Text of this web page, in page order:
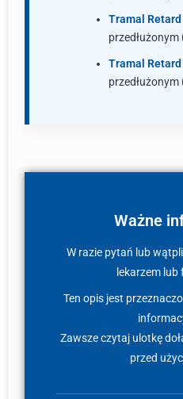
Tramal
Tramal
Ważne
W razie pytań lub
lekarzem
Ten opis jest
Zawsze czytaj ulotkę
przed